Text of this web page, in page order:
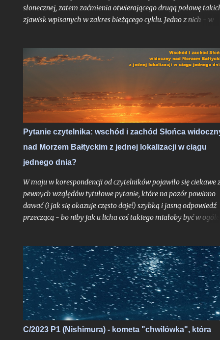
słonecznej, zatem zaćmienia otwierającego drugą połowę
zjawisk wpisanych w zakres bieżącego cyklu. Jedno z nich - w
skoro przynajmniej garstka Polaków mogła je ujrzeć nie
się ze swojego miejsca zamieszkania to nie ma podstaw by je w
słoneczny klasyfikowany od grudnia 2019 roku, dopiero
raczkował. Trudno było więc oczekiwać aby tarcza Słońca była
już urozmaicona jakimikolwiek plamami mogącymi
nam widoki i fotografie zaćmienia, jakkolwiek pomijalne by
nie było. Liczba Wolfa była wówczas wyzerowana.
Pytanie czytelnika: wschód i zachód Słońca
nad Morzem Bałtyckim z jednej lokalizacji w ciągu
jednego dnia?
W maju w korespondencji od czytelników pojawiło się ciekawe
pewnych względów tytułowe pytanie, które na pozór powinno
dawać (i jak się okazuje często daje!) szybką i jasną odpowiedź
przeczącą - bo niby jak u licha coś takiego miałoby być w ogóle
postanowiłem opisać teraz jeszcze szerzej w ramach całego
na blogu, albowiem stanowi ono bardzo interesujące zadanie
obserwacyjne, do wykonania którego chciałbym dziś zachęcić
zwłaszcza tych z Was, którzy mieszkają nad Morzem
C/2023 P1 (Nishimura) - kometa "chwilówka", która